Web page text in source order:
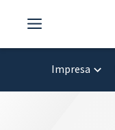
contenuto
Impresa